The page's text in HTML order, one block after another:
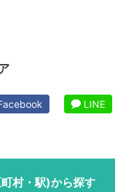
LINE
村・駅)から探す